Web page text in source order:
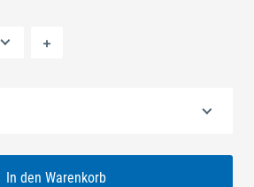
In den Warenkorb